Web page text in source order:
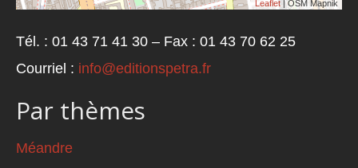
Leaflet | OSM Mapnik
Tél. : 01 43 71 41 30 – Fax : 01 43 70 62 25
Courriel : info@editionspetra.fr
Par thèmes
Méandre